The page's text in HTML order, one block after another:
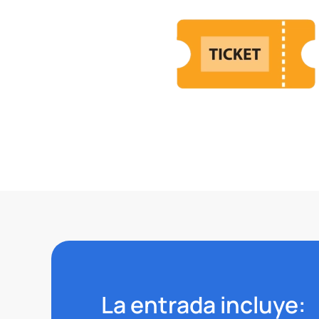
La entrada incluye: